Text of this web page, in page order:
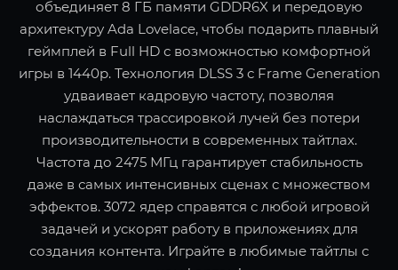
объединяет 8 ГБ памяти GDDR6X и передовую
архитектуру Ada Lovelace, чтобы подарить плавный
геймплей в Full HD с возможностью комфортной
игры в 1440p. Технология DLSS 3 с Frame Generation
удваивает кадровую частоту, позволяя
наслаждаться трассировкой лучей без потери
производительности в современных тайтлах.
Частота до 2475 МГц гарантирует стабильность
даже в самых интенсивных сценах с множеством
эффектов. 3072 ядер справятся с любой игровой
задачей и ускорят работу в приложениях для
создания контента. Играйте в любимые тайтлы с